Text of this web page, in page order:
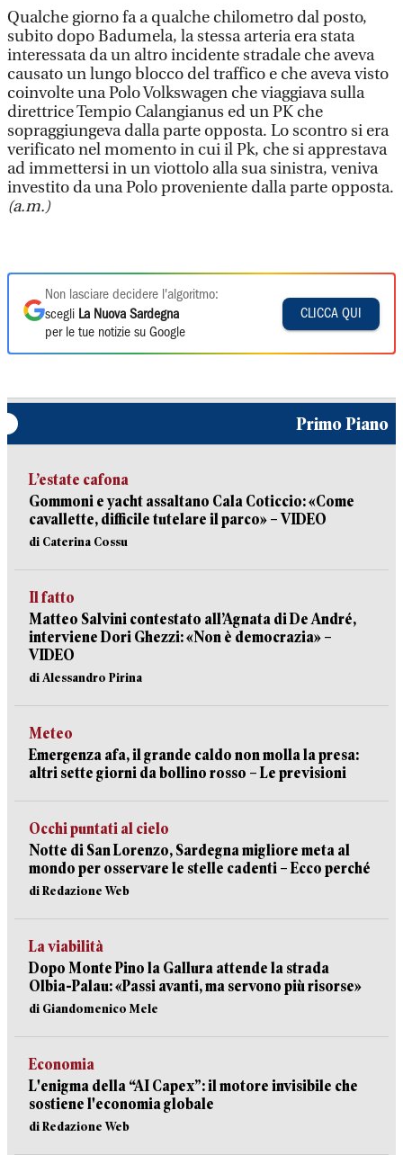
Qualche giorno fa a qualche chilometro dal posto,
subito dopo Badumela, la stessa arteria era stata
interessata da un altro incidente stradale che aveva
causato un lungo blocco del traffico e che aveva visto
coinvolte una Polo Volkswagen che viaggiava sulla
direttrice Tempio Calangianus ed un PK che
sopraggiungeva dalla parte opposta. Lo scontro si era
verificato nel momento in cui il Pk, che si apprestava
ad immettersi in un viottolo alla sua sinistra, veniva
investito da una Polo proveniente dalla parte opposta.
(a.m.)
Non lasciare decidere l'algoritmo:
scegli La Nuova Sardegna
per le tue notizie su Google
CLICCA QUI
Primo Piano
L’estate cafona
Gommoni e yacht assaltano Cala Coticcio: «Come
cavallette, difficile tutelare il parco» – VIDEO
di Caterina Cossu
Il fatto
Matteo Salvini contestato all’Agnata di De André,
interviene Dori Ghezzi: «Non è democrazia» –
VIDEO
di Alessandro Pirina
Meteo
Emergenza afa, il grande caldo non molla la presa:
altri sette giorni da bollino rosso – Le previsioni
Occhi puntati al cielo
Notte di San Lorenzo, Sardegna migliore meta al
mondo per osservare le stelle cadenti – Ecco perché
di Redazione Web
La viabilità
Dopo Monte Pino la Gallura attende la strada
Olbia-Palau: «Passi avanti, ma servono più risorse»
di Giandomenico Mele
Economia
L'enigma della “AI Capex”: il motore invisibile che
sostiene l'economia globale
di Redazione Web